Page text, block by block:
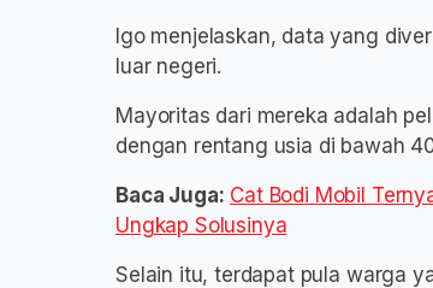
Igo menjelaskan, data yang
luar negeri.
Mayoritas dari mereka adalah
dengan rentang usia di bawah
Baca Juga: Cat Bodi Mobil
Ungkap Solusinya
Selain itu, terdapat pula warga